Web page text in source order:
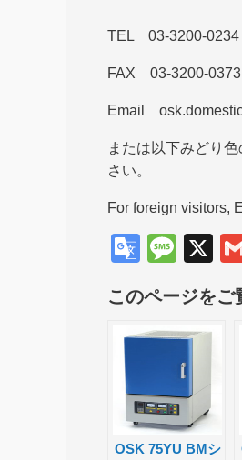
TEL 03-3200-0234
FAX 03-3200-0373
Email
または以下みどり
さい。
For foreign visitors,
G
o
gl
Tr
a
n
M
ss
a
g
e
X
このページをご
OSK 75YU BMシ